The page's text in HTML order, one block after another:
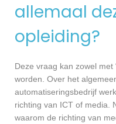
allemaal
opleiding?
Deze vraag kan zowel met
worden. Over het
automatiseringsbedrijf
richting van ICT of media.
waarom de richting van